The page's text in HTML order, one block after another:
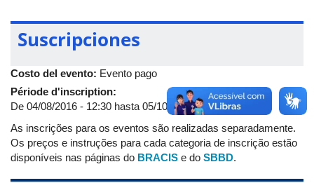
(KDMiLe).
Juntos, os cinco eventos têm como objetivo promover pesquisa
profissionais, cientistas e engenheiros em inteligência artificial e
computacional,e propor a discutição dos problemas
relacionados aos principais tópicos nas modernas tecnologias
Outras informações estão disponíveis nas páginas dos
eventos:BRACISeSBBD
Suscripciones
Costo del evento: Evento pago
Période d'inscription:
De 04/08/2016 - 12:30 hasta 05/10/2016 - 08:00
As inscrições para os eventos são realizadas separadamente.
Os preços e instruções para cada categoria de inscrição estão
disponíveis nas páginas do BRACIS e do SBBD.